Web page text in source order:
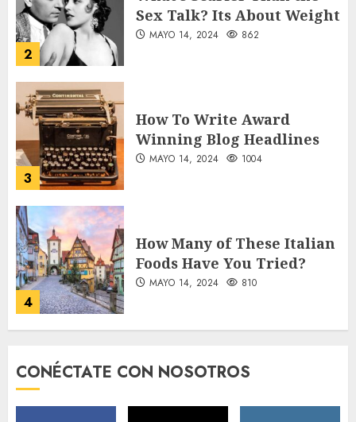
3
Winning Blog Headlines
MAYO 14, 2024 1004
4
How Many of These Italian
Foods Have You Tried?
MAYO 14, 2024 810
5
Need to Know About the
Classic Cars in a Retro
Movie?
Thailand’s extraordinary
CONÉCTATE CON NOSOTROS